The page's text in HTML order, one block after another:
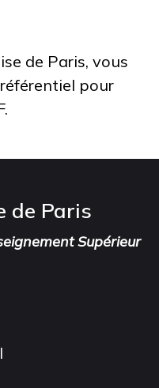
de Paris, vous
pour
de Paris
Supérieur